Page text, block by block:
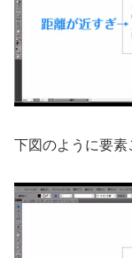
下図のように要素